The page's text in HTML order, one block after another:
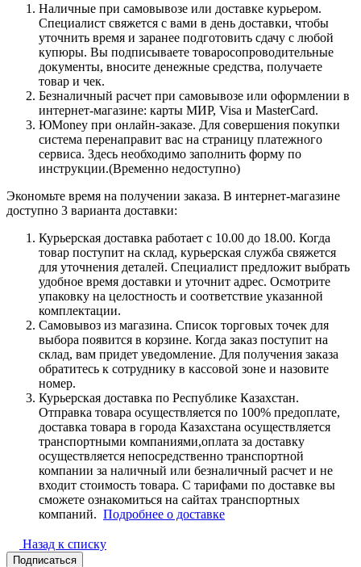
Наличные при самовывозе или доставке курьером.
Специалист свяжется с вами в день доставки, чтобы
уточнить время и заранее подготовить сдачу с любой
купюры. Вы подписываете товаросопроводительные
документы, вносите денежные средства, получаете
товар и чек.
Безналичный расчет при самовывозе или оформлении в
интернет-магазине: карты МИР, Visa и MasterCard.
ЮMoney при онлайн-заказе. Для совершения покупки
система перенаправит вас на страницу платежного
сервиса. Здесь необходимо заполнить форму по
инструкции.(Временно недоступно)
Экономьте время на получении заказа. В интернет-магазине
доступно 3 варианта доставки:
Курьерская доставка работает с 10.00 до 18.00. Когда
товар поступит на склад, курьерская служба свяжется
для уточнения деталей. Специалист предложит выбрать
удобное время доставки и уточнит адрес. Осмотрите
упаковку на целостность и соответствие указанной
комплектации.
Самовывоз из магазина. Список торговых точек для
выбора появится в корзине. Когда заказ поступит на
склад, вам придет уведомление. Для получения заказа
обратитесь к сотруднику в кассовой зоне и назовите
номер.
Курьерская доставка по Республике Казахстан.
Отправка товара осуществляется по 100% предоплате,
доставка товара в города Казахстана осуществляется
транспортными компаниями,оплата за доставку
осуществляется непосредственно транспортной
компании за наличный или безналичный расчет и не
входит стоимость товара. С тарифами по доставке вы
сможете ознакомиться на сайтах транспортных
компаний. Подробнее о доставке
Назад к списку
Подписаться